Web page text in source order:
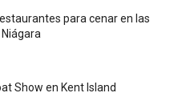
para cenar en las
Show en Kent Island